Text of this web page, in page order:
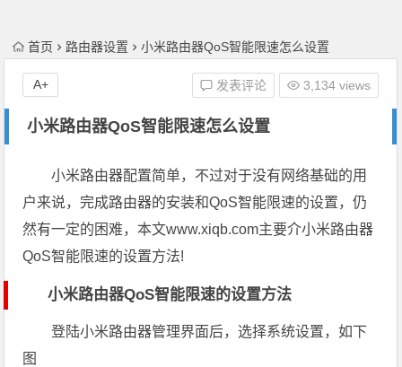
首页 路由器设置 小米路由器QoS智能限速怎么设置
小米路由器QoS智能限速怎么设置
发表评论 3,134 views
A+
小米路由器配置简单，不过对于没有网络基础的用
户来说，完成路由器的安装和QoS智能限速的设置，仍
然有一定的困难，本文www.xiqb.com主要介小米路由器
QoS智能限速的设置方法!
小米路由器QoS智能限速的设置方法
登陆小米路由器管理界面后，选择系统设置，如下
图